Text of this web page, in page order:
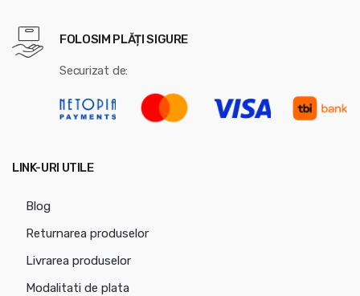
FOLOSIM PLĂȚI SIGURE
Securizat de:
LINK-URI UTILE
Blog
Returnarea produselor
Livrarea produselor
Modalitati de plata